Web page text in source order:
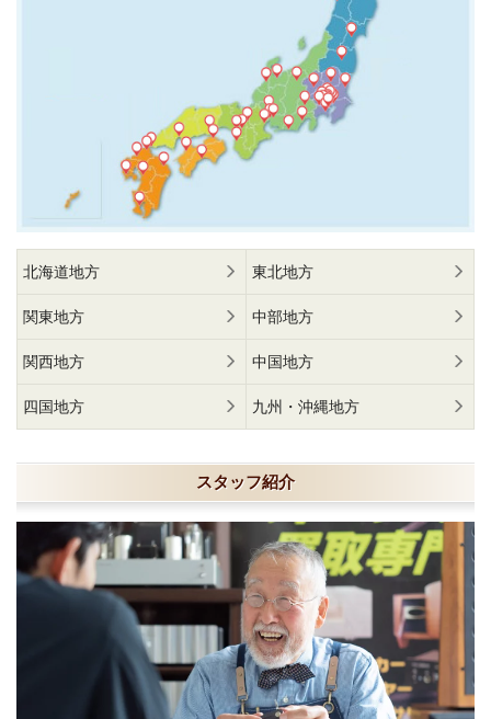
北海道地方 東北地方
関東地方 中部地方
関西地方 中国地方
四国地方 九州・沖縄地方
スタッフ紹介